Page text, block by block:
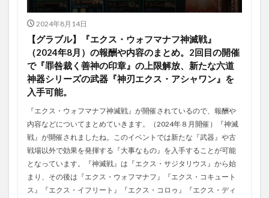
2024年8月14日
【グラブル】『エクス・ウォフマナフ神滅戦』
（2024年8月）の報酬や内容のまとめ。2回目の開催
で『罪咎裁く善神の印章』の上限解放、新たな六道
神器シリーズの武器『神刃エクス・アシャワン』を
入手可能。
『エクス・ウォフマナフ神滅戦』が開催されているので、報酬や
内容などについてまとめていきます。（2024年８月開催）『神滅
戦』が開催されましたね。このイベントでは新たな『武器』や古
戦場以外で効果を発揮する『大事なもの』を入手することが可能
となっています。『神滅戦』は『エクス・サジタリウス』から始
まり、その後は『エクス・ウォフマナフ』『エクス・コキュート
ス』『エクス・イフリート』『エクス・コロゥ』『エクス・ディ